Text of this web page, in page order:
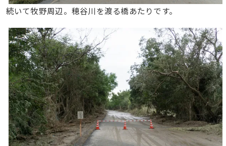
続いて牧野周辺。穂谷川を渡る橋あたりです。